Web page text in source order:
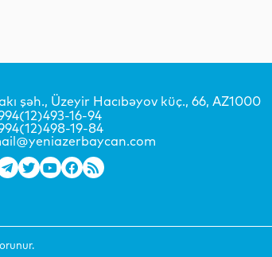
Dünya
şəh., Üzeyir Hacıbəyov küç., 66, AZ1000
16-94
19-84